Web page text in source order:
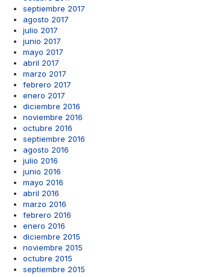
septiembre 2017
agosto 2017
julio 2017
junio 2017
mayo 2017
abril 2017
marzo 2017
febrero 2017
enero 2017
diciembre 2016
noviembre 2016
octubre 2016
septiembre 2016
agosto 2016
julio 2016
junio 2016
mayo 2016
abril 2016
marzo 2016
febrero 2016
enero 2016
diciembre 2015
noviembre 2015
octubre 2015
septiembre 2015